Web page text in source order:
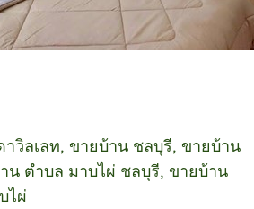
วิลเลท, ขายบ้าน ชลบุรี, ขายบ้าน
น ตำบล มาบไผ่ ชลบุรี, ขายบ้าน
ไผ่